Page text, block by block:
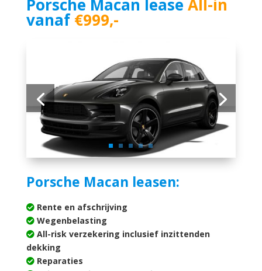
Porsche Macan lease All-in
vanaf€999,-
Porsche Macan leasen:
Rente en afschrijving
Wegenbelasting
All-risk verzekering inclusief inzittenden
dekking
Reparaties